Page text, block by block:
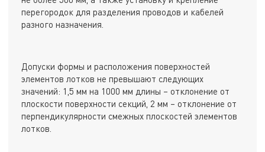
перегородок для разделения проводов и кабелей
разного назначения.
Допуски формы и расположения поверхностей
элементов лотков не превышают следующих
значений: 1,5 мм на 1000 мм длины – отклонение от
плоскости поверхности секций, 2 мм – отклонение от
перпендикулярности смежных плоскостей элементов
лотков.